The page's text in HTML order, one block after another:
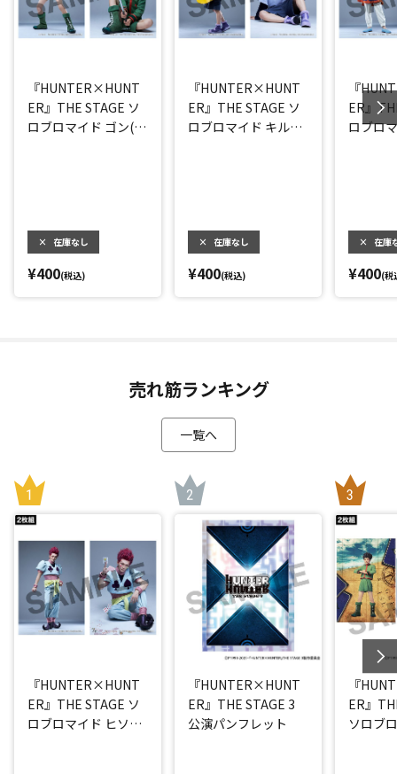
『HUNTER×HUNT
ER』THE STAGE ソ
ロブロマイド ゴン(大
× 在庫なし
¥400(税込)
『HUNTER×HUNT
ER』THE STAGE ソ
ロブロマイド キルア
× 在庫なし
¥400(税込)
『
ER』
ロブロ
× 在庫
¥400(税
売れ筋ランキング
一覧へ
『HUNTER×HUNT
ER』THE STAGE ソ
ロブロマイド ヒソカ
『HUNTER×HUNT
ER』THE STAGE 3
公演パンフレット
『
ER』
ソロブ